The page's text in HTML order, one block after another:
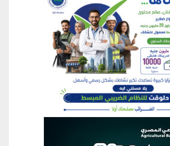
منطقة إعلانية